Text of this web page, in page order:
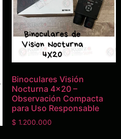
Binoculares Visión
Nocturna 4×20 –
Observación Compacta
para Uso Responsable
$ 1.200.000